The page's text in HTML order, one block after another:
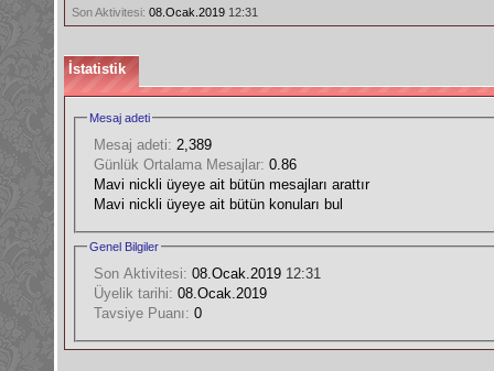
Son Aktivitesi: 08.Ocak.2019 12:31
İstatistik
Mesaj adeti
Mesaj adeti: 2,389
Günlük Ortalama Mesajlar: 0.86
Mavi nickli üyeye ait bütün mesajları arattır
Mavi nickli üyeye ait bütün konuları bul
Genel Bilgiler
Son Aktivitesi: 08.Ocak.2019 12:31
Üyelik tarihi: 08.Ocak.2019
Tavsiye Puanı: 0